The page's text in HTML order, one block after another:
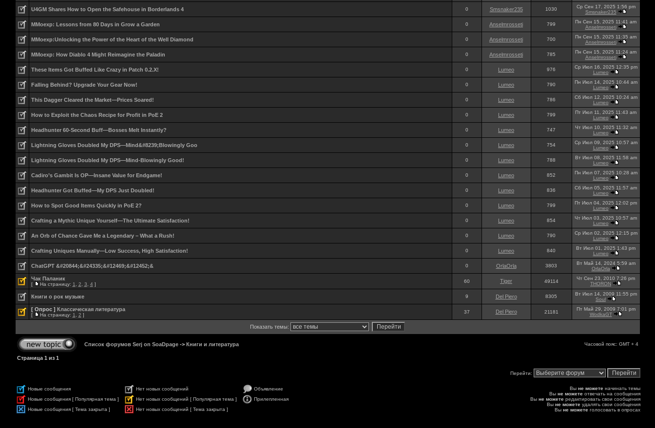
U4GM Shares How to Open the Safehouse in Borderlands 4 0 Smsnaker235 1030
Ср Сен 17, 2025 1:56 pm
Smsnaker235
MMoexp: Lessons from 80 Days in Grow a Garden 0 Anselmrosseti 799
Пн Сен 15, 2025 11:41 am
Anselmrosseti
MMoexp:Unlocking the Power of the Heart of the Well Diamond 0 Anselmrosseti 700
Пн Сен 15, 2025 11:35 am
Anselmrosseti
MMoexp: How Diablo 4 Might Reimagine the Paladin 0 Anselmrosseti 785
Пн Сен 15, 2025 11:24 am
Anselmrosseti
These Items Got Buffed Like Crazy in Patch 0.2.X! 0 Lumeo 976
Ср Июл 16, 2025 12:35 pm
Lumeo
Falling Behind? Upgrade Your Gear Now! 0 Lumeo 790
Пн Июл 14, 2025 10:44 am
Lumeo
This Dagger Cleared the Market—Prices Soared! 0 Lumeo 786
Сб Июл 12, 2025 10:24 am
Lumeo
How to Exploit the Chaos Recipe for Profit in PoE 2 0 Lumeo 799
Пт Июл 11, 2025 11:43 am
Lumeo
Headhunter 60-Second Buff—Bosses Melt Instantly? 0 Lumeo 747
Чт Июл 10, 2025 11:32 am
Lumeo
Lightning Gloves Doubled My DPS—Mind&#8239;Blowingly Goo 0 Lumeo 754
Ср Июл 09, 2025 10:57 am
Lumeo
Lightning Gloves Doubled My DPS—Mind-Blowingly Good! 0 Lumeo 788
Вт Июл 08, 2025 11:58 am
Lumeo
Cadiro’s Gambit Is OP—Insane Value for Endgame! 0 Lumeo 852
Пн Июл 07, 2025 10:28 am
Lumeo
Headhunter Got Buffed—My DPS Just Doubled! 0 Lumeo 836
Сб Июл 05, 2025 11:57 am
Lumeo
How to Spot Good Items Quickly in PoE 2? 0 Lumeo 799
Пт Июл 04, 2025 12:02 pm
Lumeo
Crafting a Mythic Unique Yourself—The Ultimate Satisfaction! 0 Lumeo 854
Чт Июл 03, 2025 10:57 am
Lumeo
An Orb of Chance Gave Me a Legendary – What a Rush! 0 Lumeo 790
Ср Июл 02, 2025 12:15 pm
Lumeo
Crafting Uniques Manually—Low Success, High Satisfaction! 0 Lumeo 840
Вт Июл 01, 2025 1:43 pm
Lumeo
ChatGPT &#20844;&#24335;&#12469;&#12452;& 0 OrlaOrla 3803
Вт Май 14, 2024 5:59 am
OrlaOrla
Чак Паланик
[ На страницу: 1 2 3 4 ]
60 Tiger 49114
Чт Сен 23, 2010 7:26 pm
THORON
Книги о рок музыке 9 Del Piero 8305
Вт Июл 14, 2009 11:55 pm
Soul
[ Опрос ] Классическая литература
[ На страницу: 1 2 ]
37 Del Piero 21181
Пт Май 29, 2009 7:01 pm
WodkaGT
Показать темы:
Список форумов Serj on SoaDpage-> Книги и литература Часовой пояс: GMT + 4
Страница 1 из 1
Перейти:
Новые сообщения Нет новых сообщений
Объявление
Новые сообщения [ Популярная тема ]
Нет новых сообщений [ Популярная тема ]
Прилепленная
Новые сообщения [ Тема закрыта ]
Нет новых сообщений [ Тема закрыта ]
Вы не можетеначинать темы
Вы не можетеотвечать на сообщения
Вы не можетередактировать свои сообщения
Вы не можетеудалять свои сообщения
Вы не можетеголосовать в опросах